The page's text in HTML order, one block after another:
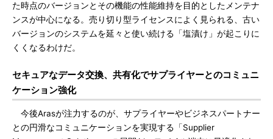
た時点のバージョンとその機能の性能維持を目的としたメンテナ
ンスが中心になる。売り切り型ライセンスによく見られる、古い
バージョンのシステムを延々と使い続ける「塩漬け」が起こりに
くくなるわけだ。
セキュアなデータ交換、共有化でサプライヤーとのコミュニ
ケーション強化
今後Arasが注力するのが、サプライヤーやビジネスパートナー
との円滑なコミュニケーションを実現する「Supplier